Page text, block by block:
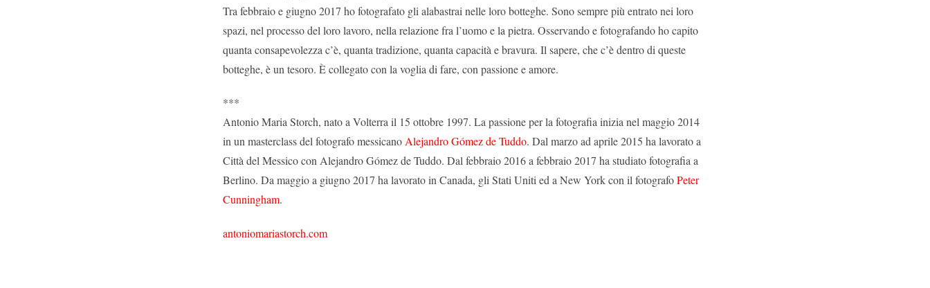
Tra febbraio e giugno 2017 ho fotografato gli alabastrai nelle loro botteghe. Sono sempre più entrato nei loro
spazi, nel processo del loro lavoro, nella relazione fra l’uomo e la pietra. Osservando e fotografando ho capito
quanta consapevolezza c’è, quanta tradizione, quanta capacità e bravura. Il sapere, che c’è dentro di queste
botteghe, è un tesoro. È collegato con la voglia di fare, con passione e amore.
***
Antonio Maria Storch, nato a Volterra il 15 ottobre 1997. La passione per la fotografia inizia nel maggio 2014
in un masterclass del fotografo messicanoAlejandro Gómez de Tuddo. Dal marzo ad aprile 2015 ha lavorato a
Città del Messico con Alejandro Gómez de Tuddo. Dal febbraio 2016 a febbraio 2017 ha studiato fotografia a
Berlino. Da maggio a giugno 2017 ha lavorato in Canada, gli Stati Uniti ed a New York con il fotografoPeter
Cunningham.
antoniomariastorch.com